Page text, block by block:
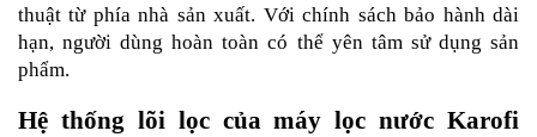
thuật từ phía nhà sản xuất. Với chính sách bảo hành dài
hạn, người dùng hoàn toàn có thể yên tâm sử dụng sản
phẩm.
Hệ thống lõi lọc của máy lọc nước Karofi